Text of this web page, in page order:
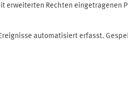
Rechten eingetragenen
automatisiert erfasst.